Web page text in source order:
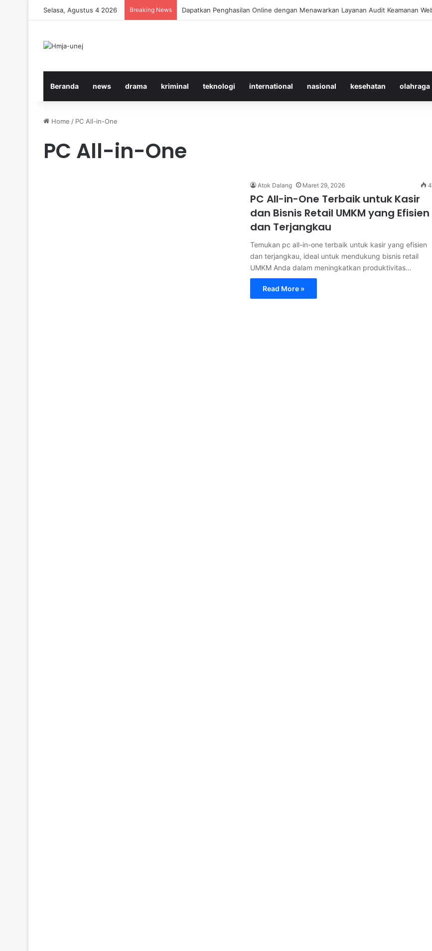
Selasa, Agustus 4 2026 Breaking News Cara Efektif Merawat Shuttlecock Badminton Agar Tahan Lama Saat Digunakan
Beranda news drama kriminal teknologi international nasional kesehatan olahraga
Home / PC All-in-One
PC All-in-One
Atok Dalang Maret 29, 2026 4
PC All-in-One Terbaik untuk Kasir
dan Bisnis Retail UMKM yang Efisien
dan Terjangkau
Temukan pc all-in-one terbaik untuk kasir yang efisien
dan terjangkau, ideal untuk mendukung bisnis retail
UMKM Anda dalam meningkatkan produktivitas…
Read More »